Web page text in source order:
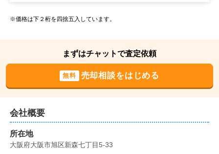
※価格は下２桁を四捨五入しています。
まずはチャットで査定依頼
無料 売却相談をはじめる
会社概要
所在地
大阪府大阪市旭区新森七丁目5-33